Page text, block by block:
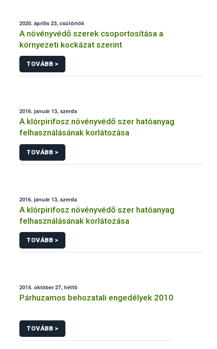
2020. április 23, csütörtök
A növényvédő szerek csoportosítása a
környezeti kockázat szerint
TOVÁBB >
2016. január 13, szerda
A klórpirifosz növényvédő szer hatóanyag
felhasználásának korlátozása
TOVÁBB >
2016. január 13, szerda
A klórpirifosz növényvédő szer hatóanyag
felhasználásának korlátozása
TOVÁBB >
2014. október 27, hétfő
Párhuzamos behozatali engedélyek 2010
TOVÁBB >